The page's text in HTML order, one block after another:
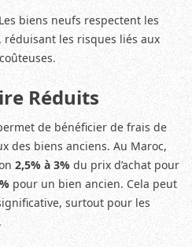
biens neufs respectent les
les risques liés aux
Réduits
de bénéficier de frais de
des biens anciens. Au Maroc,
2,5% à 3% du prix d’achat pour
pour un bien ancien. Cela peut
surtout pour les